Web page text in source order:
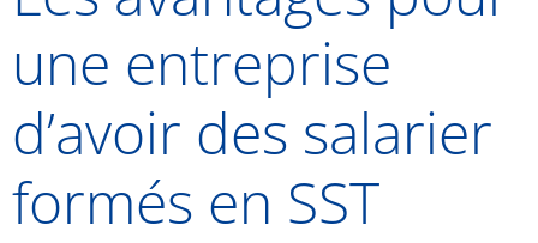
une entreprise
d’avoir des salarier
formés en SST